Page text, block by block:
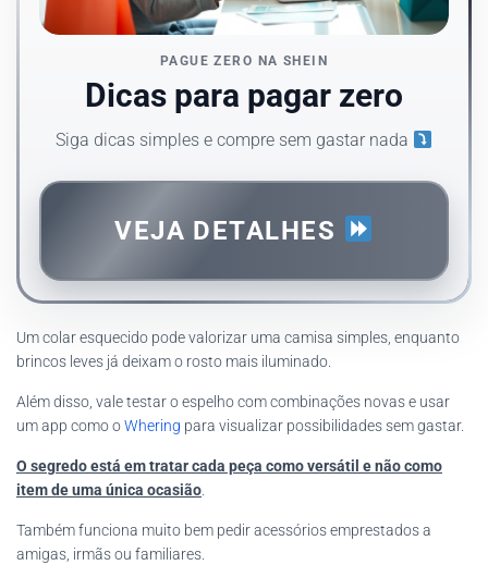
PAGUE ZERO NA SHEIN
Dicas para pagar zero
Siga dicas simples e compre sem gastar nada
VEJA DETALHES
Um colar esquecido pode valorizar uma camisa simples, enquanto
brincos leves já deixam o rosto mais iluminado.
Além disso, vale testar o espelho com combinações novas e usar
um app como oWhering para visualizar possibilidades sem gastar.
O segredo está em tratar cada peça como versátil e não como
item de uma única ocasião.
Também funciona muito bem pedir acessórios emprestados a
amigas, irmãs ou familiares.